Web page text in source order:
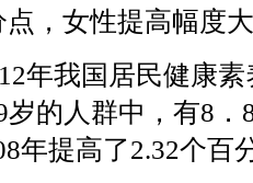
点，女性提高幅度
年我国居民健康
岁的人群中，有8
年提高了2.32个百